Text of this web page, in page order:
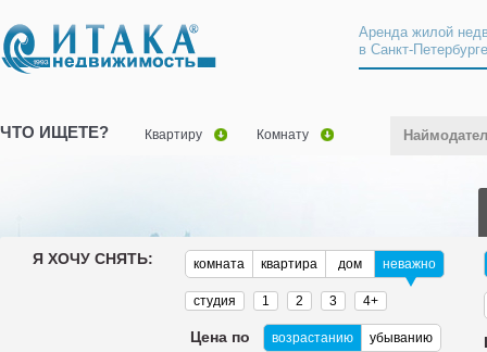
Аренда жилой
в Санкт-
ЧТО ИЩЕТЕ? Квартиру Комнату
Я ХОЧУ СНЯТЬ: комната квартира дом неважно
студия 1 2 3 4+
Цена по возрастанию убыванию